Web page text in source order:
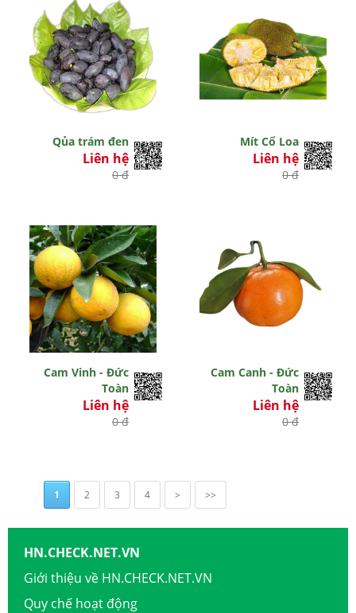
Qủa trám đen
Liên hệ
0 đ
Mít Cổ Loa
Liên hệ
0 đ
Cam Vinh - Đức
Toàn
Liên hệ
0 đ
Cam Canh - Đức
Toàn
Liên hệ
0 đ
1 2 3 4 > >>
HN.CHECK.NET.VN
Giới thiệu về HN.CHECK.NET.VN
Quy chế hoạt động